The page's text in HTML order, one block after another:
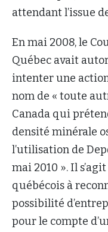
attendant l’issue
En mai 2008, le
Québec avait
intenter une
nom de « toute
Canada qui
densité minérale
l’utilisation de
mai 2010 ». Il
québécois à
possibilité
pour le compte